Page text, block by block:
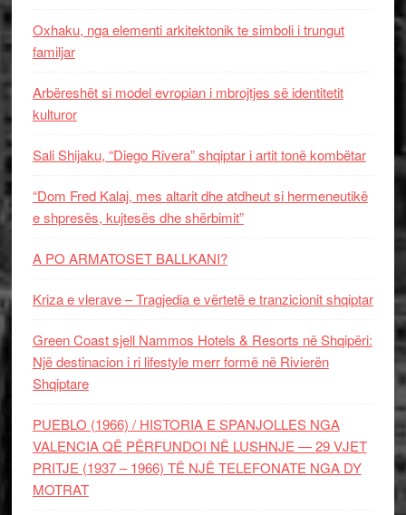
Oxhaku, nga elementi arkitektonik te simboli i trungut
familjar
Arbëreshët si model evropian i mbrojtjes së identitetit
kulturor
Sali Shijaku, “Diego Rivera” shqiptar i artit tonë kombëtar
“Dom Fred Kalaj, mes altarit dhe atdheut si hermeneutikë
e shpresës, kujtesës dhe shërbimit”
A PO ARMATOSET BALLKANI?
Kriza e vlerave – Tragjedia e vërtetë e tranzicionit shqiptar
Green Coast sjell Nammos Hotels & Resorts në Shqipëri:
Një destinacion i ri lifestyle merr formë në Rivierën
Shqiptare
PUEBLO (1966) / HISTORIA E SPANJOLLES NGA
VALENCIA QË PËRFUNDOI NË LUSHNJE — 29 VJET
PRITJE (1937 – 1966) TË NJË TELEFONATE NGA DY
MOTRAT